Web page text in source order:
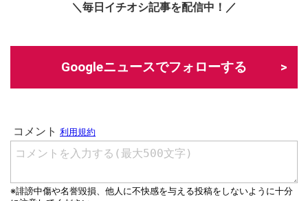
＼毎日イチオシ記事を配信中！／
Googleニュースでフォローする